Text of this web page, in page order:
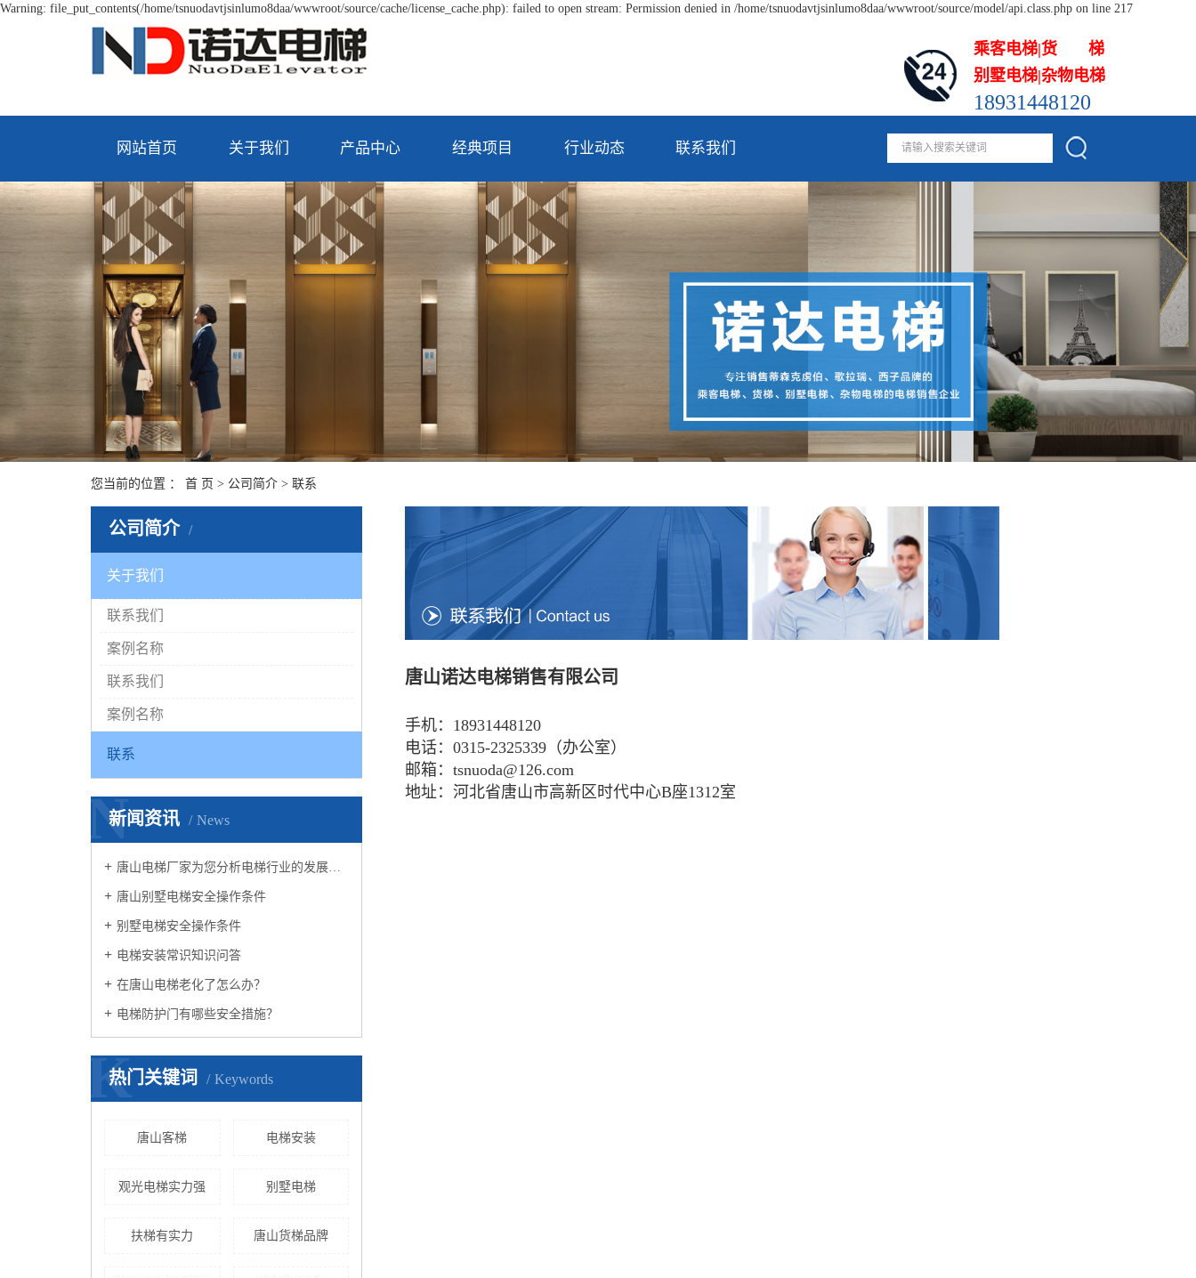
Warning: file_put_contents(/home/tsnuodavtjsinlumo8daa/wwwroot/source/cache/license_cache.php): failed to open stream: Permission denied in /home/tsnuodavtjsinlumo8daa/wwwroot/source/model/api.class.php on line 217
乘客电梯|货 梯
别墅电梯|杂物电梯
18931448120
网站首页 关于我们 产品中心 经典项目 行业动态 联系我们
您当前的位置 ： 首 页 > 公司简介 > 联系
公司简介
关于我们
联系我们
案例名称
联系我们
案例名称
联系
新闻资讯 News
N
唐山电梯厂家为您分析电梯行业的发展趋势
唐山别墅电梯安全操作条件
别墅电梯安全操作条件
电梯安装常识知识问答
在唐山电梯老化了怎么办？
电梯防护门有哪些安全措施？
热门关键词 Keywords
K
唐山客梯 电梯安装
观光电梯实力强 别墅电梯
扶梯有实力 唐山货梯品牌
唐山诺达电梯销售有限公司
手机：18931448120
电话：0315-2325339（办公室）
邮箱：tsnuoda@126.com
地址：河北省唐山市高新区时代中心B座1312室